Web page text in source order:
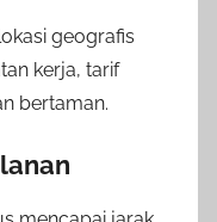
geografis
kerja, tarif
bertaman.